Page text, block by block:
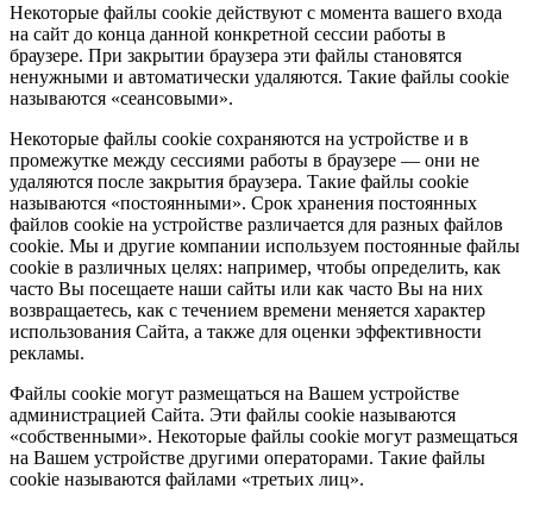
Некоторые файлы cookie действуют с момента вашего входа
на сайт до конца данной конкретной сессии работы в
браузере. При закрытии браузера эти файлы становятся
ненужными и автоматически удаляются. Такие файлы cookie
называются «сеансовыми».
Некоторые файлы cookie сохраняются на устройстве и в
промежутке между сессиями работы в браузере — они не
удаляются после закрытия браузера. Такие файлы cookie
называются «постоянными». Срок хранения постоянных
файлов cookie на устройстве различается для разных файлов
cookie. Мы и другие компании используем постоянные файлы
cookie в различных целях: например, чтобы определить, как
часто Вы посещаете наши сайты или как часто Вы на них
возвращаетесь, как с течением времени меняется характер
использования Сайта, а также для оценки эффективности
рекламы.
Файлы cookie могут размещаться на Вашем устройстве
администрацией Сайта. Эти файлы cookie называются
«собственными». Некоторые файлы cookie могут размещаться
на Вашем устройстве другими операторами. Такие файлы
cookie называются файлами «третьих лиц».